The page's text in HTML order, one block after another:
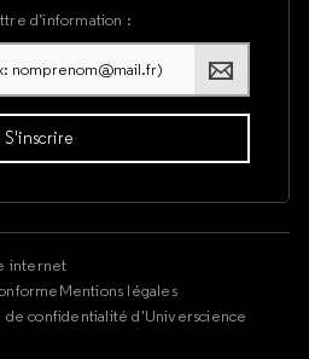
d’information :
internet
Mentions légales
de confidentialité d'Universcience